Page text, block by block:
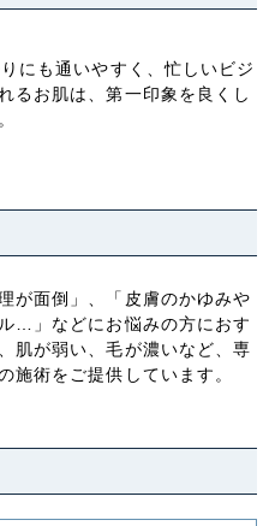
にも通いやすく、忙しいビジ
るお肌は、第一印象を良くし
が面倒」、「皮膚のかゆみや
…」などにお悩みの方におす
肌が弱い、毛が濃いなど、専
施術をご提供しています。